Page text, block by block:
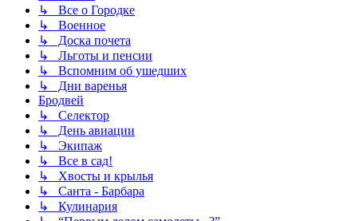
↳ Все о Городке
↳ Военное
↳ Доска почета
↳ Льготы и пенсии
↳ Вспомним об ушедших
↳ Дни варенья
Бродвей
↳ Селектор
↳ День авиации
↳ Экипаж
↳ Все в сад!
↳ Хвосты и крылья
↳ Санта - Барбара
↳ Кулинария